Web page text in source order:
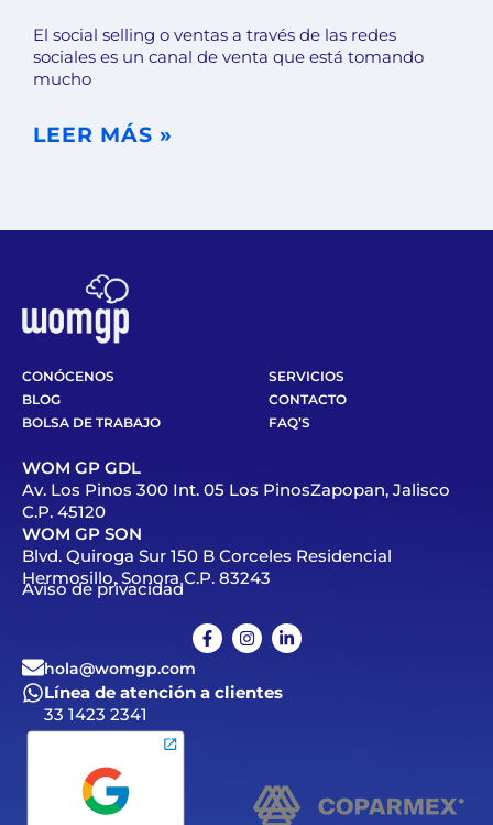
El social selling o ventas a través de las redes
sociales es un canal de venta que está tomando
mucho
LEER MÁS »
CONÓCENOS
SERVICIOS
BLOG
CONTACTO
BOLSA DE TRABAJO
FAQ’S
WOM GP GDL
Av. Los Pinos 300 Int. 05 Los PinosZapopan, Jalisco
C.P. 45120
WOM GP SON
Blvd. Quiroga Sur 150 B Corceles Residencial
Hermosillo, Sonora C.P. 83243
Aviso de privacidad
hola@womgp.com
Línea de atención a clientes
33 1423 2341